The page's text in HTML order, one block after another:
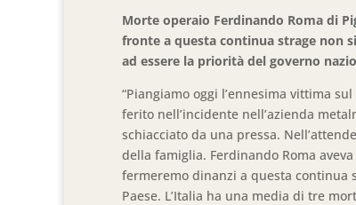
Morte operaio Ferdinando Roma di
fronte a questa continua strage non
ad essere la priorità del governo
“Piangiamo oggi l’ennesima vittima
ferito nell’incidente nell’azienda
schiacciato da una pressa.
della famiglia. Ferdinando Roma
fermeremo dinanzi a questa continua
Paese. L’Italia ha una media di tre